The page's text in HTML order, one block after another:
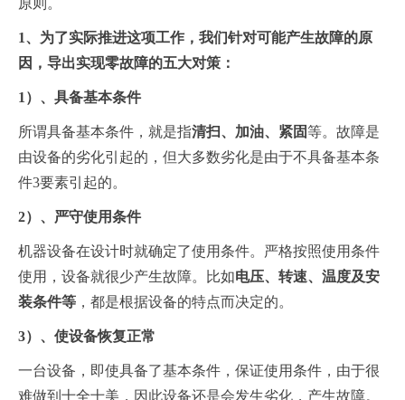
原则。
1、为了实际推进这项工作，我们针对可能产生故障的原
因，导出实现零故障的五大对策：
1）、具备基本条件
所谓具备基本条件，就是指清扫、加油、紧固等。故障是
由设备的劣化引起的，但大多数劣化是由于不具备基本条
件3要素引起的。
2）、严守使用条件
机器设备在设计时就确定了使用条件。严格按照使用条件
使用，设备就很少产生故障。比如电压、转速、温度及安
装条件等 ，都是根据设备的特点而决定的。
3）、使设备恢复正常
一台设备，即使具备了基本条件，保证使用条件，由于很
难做到十全十美，因此设备还是会发生劣化，产生故障。